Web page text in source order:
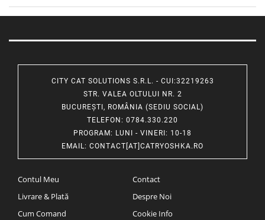
CITY CAT SOLUTIONS S.R.L. - CUI:32219263
STR. VALEA OLTULUI NR. 2
BUCUREȘTI, ROMÂNIA (SEDIU SOCIAL)
TELEFON : 0784.330.220
PROGRAM: LUNI - VINERI: 10-18
EMAIL: CONTACT[AT]CATRYOSHKA.RO
Contul Meu
Livrare & Plată
Cum Comand
Contact
Despre Noi
Cookie Info